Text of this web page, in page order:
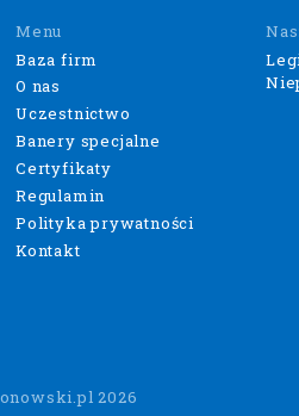
Menu
Baza firm
O nas
Uczestnictwo
Banery specjalne
Certyfikaty
Regulamin
Polityka prywatności
Kontakt
2026